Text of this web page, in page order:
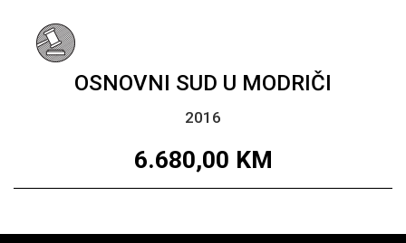
OSNOVNI SUD U MODRIČI
2016
6.680,00 KM